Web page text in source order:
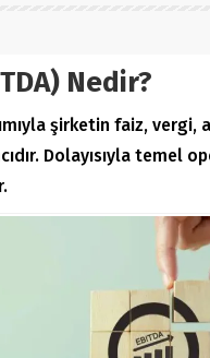
Nedir?
şirketin faiz, vergi,
Dolayısıyla temel